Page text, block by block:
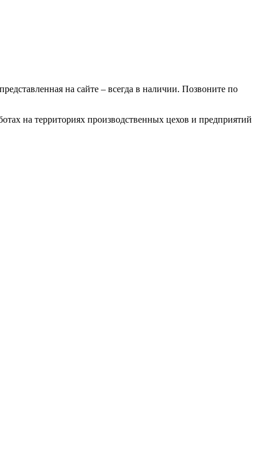
на сайте – всегда в наличии. Позвоните по
на территориях производственных цехов и предприятий